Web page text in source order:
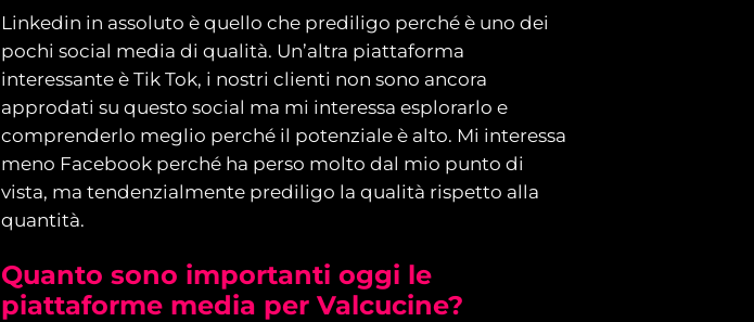
Linkedin in assoluto è quello che prediligo perché è uno dei
pochi social media di qualità. Un’altra piattaforma
interessante è Tik Tok, i nostri clienti non sono ancora
approdati su questo social ma mi interessa esplorarlo e
comprenderlo meglio perché il potenziale è alto. Mi interessa
meno Facebook perché ha perso molto dal mio punto di
vista, ma tendenzialmente prediligo la qualità rispetto alla
quantità.
Quanto sono importanti oggi le
piattaforme media per Valcucine?